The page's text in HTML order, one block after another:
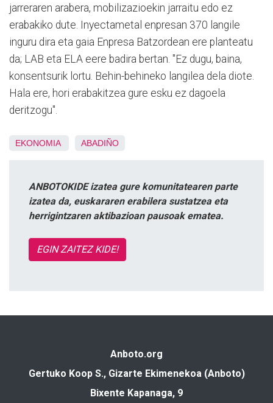
jarreraren arabera, mobilizazioekin jarraitu edo ez
erabakiko dute. Inyectametal enpresan 370 langile
inguru dira eta gaia Enpresa Batzordean ere planteatu
da; LAB eta ELA eere badira bertan. "Ez dugu, baina,
konsentsurik lortu. Behin-behineko langilea dela diote.
Hala ere, hori erabakitzea gure esku ez dagoela
deritzogu".
EKONOMIA ABADIÑO
ANBOTOKIDE izatea gure komunitatearen parte
izatea da, euskararen erabilera sustatzea eta
herrigintzaren aktibazioan pausoak ematea.
EGIN ZAITEZ KIDE!
Anboto.org
Gertuko Koop S., Gizarte Ekimenekoa (Anboto)
Bixente Kapanaga, 9